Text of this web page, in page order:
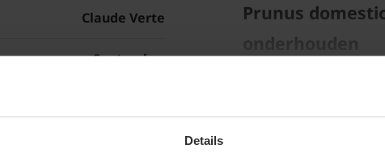
Details
Claude Verte
September
Prunus
onderhouden
Prunus domestica
snoeien. Deze
beste fruitopbrengst